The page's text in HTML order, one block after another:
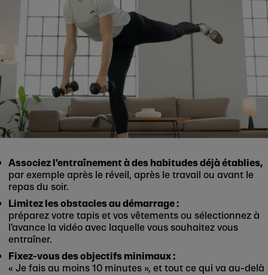
Associez l’entraînement à des habitudes déjà établies,
par exemple après le réveil, après le travail ou avant le
repas du soir.
Limitez les obstacles au démarrage :
préparez votre tapis et vos vêtements ou sélectionnez à
l’avance la vidéo avec laquelle vous souhaitez vous
entraîner.
Fixez-vous des objectifs minimaux :
« Je fais au moins 10 minutes », et tout ce qui va au-delà